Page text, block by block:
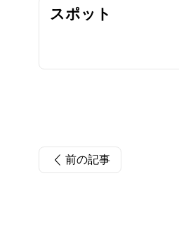
スポット
前の記事